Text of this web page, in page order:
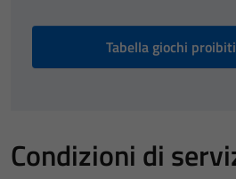
Tabella giochi
Condizioni di